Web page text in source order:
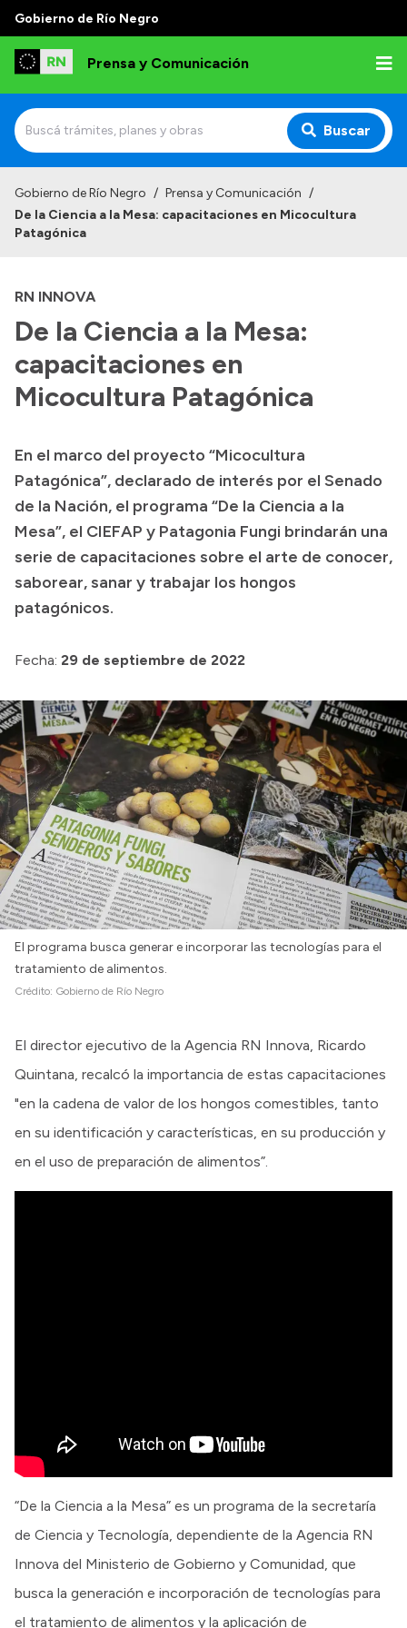
Gobierno de Río Negro
Prensa y Comunicación
Buscar
Institucional
Referentes de prensa
Archivo de noticias
Transparencia
Boletín Oficial
Compras y licitaciones
Consulta de expedientes
Consulta de pago a proveedores
Convocatorias
Intranet
Gobierno de Río Negro / Prensa y Comunicación /
De la Ciencia a la Mesa: capacitaciones en Micocultura
Patagónica
RN INNOVA
De la Ciencia a la Mesa:
capacitaciones en
Micocultura Patagónica
En el marco del proyecto “Micocultura
Patagónica”, declarado de interés por el Senado
de la Nación, el programa “De la Ciencia a la
Mesa”, el CIEFAP y Patagonia Fungi brindarán una
serie de capacitaciones sobre el arte de conocer,
saborear, sanar y trabajar los hongos
patagónicos.
Fecha: 29 de septiembre de 2022
El programa busca generar e incorporar las tecnologías para el
tratamiento de alimentos.
Crédito: Gobierno de Río Negro
El director ejecutivo de la Agencia RN Innova, Ricardo
Quintana, recalcó la importancia de estas capacitaciones
"en la cadena de valor de los hongos comestibles, tanto
en su identificación y características, en su producción y
en el uso de preparación de alimentos”.
“De la Ciencia a la Mesa” es un programa de la secretaría
de Ciencia y Tecnología, dependiente de la Agencia RN
Innova del Ministerio de Gobierno y Comunidad, que
busca la generación e incorporación de tecnologías para
el tratamiento de alimentos y la aplicación de